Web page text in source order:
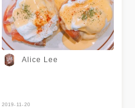
Alice Lee
2019-11-20